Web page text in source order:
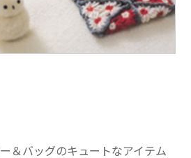
＆バッグのキュートなアイテム